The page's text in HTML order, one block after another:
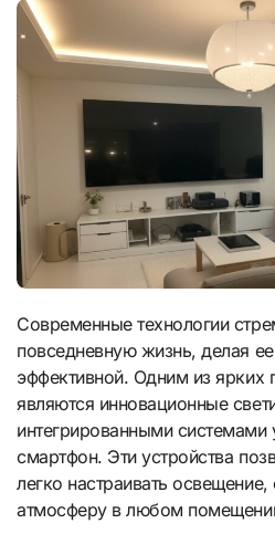
Современные технологии стремительно проникают в
повседневную жизнь, делая
эффективной. Одним из ярких
являются инновационные
интегрированными системами
смартфон. Эти устройства
легко настраивать
атмосферу в любом